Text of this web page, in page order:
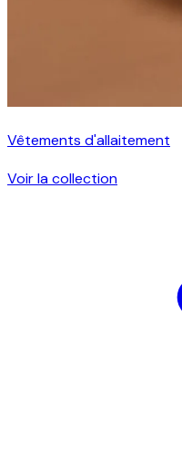
Vêtements d'allaitement
Voir la collection